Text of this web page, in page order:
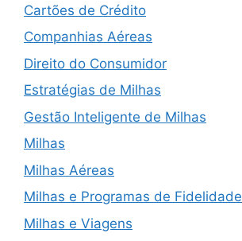
Cartões de Crédito
Companhias Aéreas
Direito do Consumidor
Estratégias de Milhas
Gestão Inteligente de Milhas
Milhas
Milhas Aéreas
Milhas e Programas de Fidelidade
Milhas e Viagens